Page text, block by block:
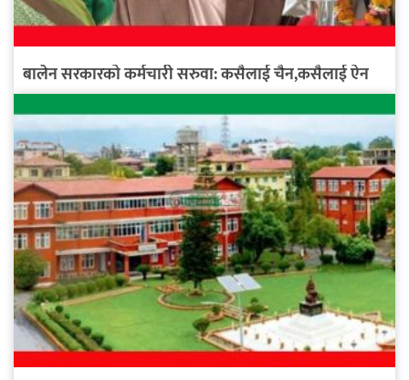
बालेन सरकारको कर्मचारी सरुवा: कसैलाई चैन,कसैलाई ऐन